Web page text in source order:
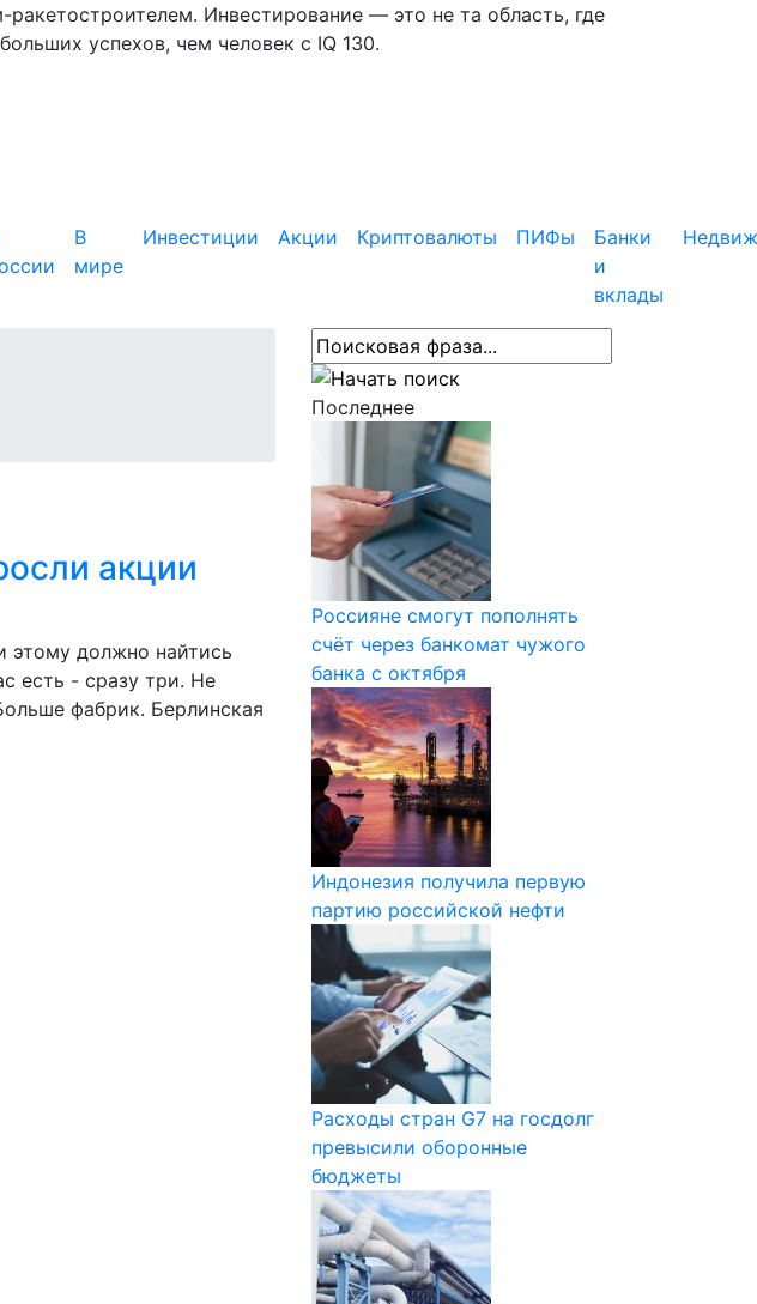
Инвестирование — это не та область, где
успехов, чем человек с IQ 130.
В
мире
Инвестиции Акции Криптовалюты ПИФы
Банки
и
вклады
акции
этому должно найтись
есть - сразу три. Не
фабрик. Берлинская
Последнее
Россияне смогут пополнять
счёт через банкомат чужого
банка с октября
Индонезия получила первую
партию российской нефти
Расходы стран G7 на госдолг
превысили оборонные
бюджеты